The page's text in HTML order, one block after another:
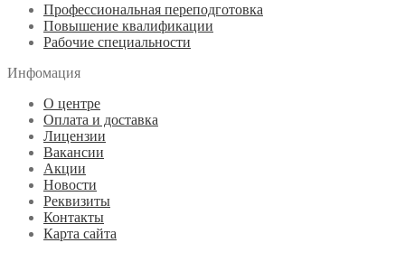
Профессиональная переподготовка
Повышение квалификации
Рабочие специальности
Инфомация
О центре
Оплата и доставка
Лицензии
Вакансии
Акции
Новости
Реквизиты
Контакты
Карта сайта